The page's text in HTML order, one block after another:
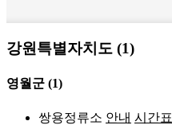
강원특별자치도 (1)
영월군 (1)
쌍용정류소 안내 시간표